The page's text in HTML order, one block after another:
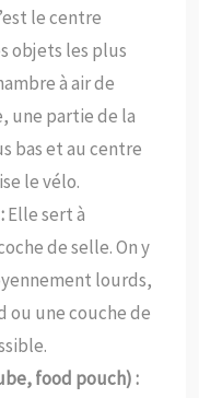
le centre
objets les plus
à air de
une partie de la
bas et au centre
le vélo.
Elle sert à
de selle. On y
lourds,
ou une couche de
food pouch) :